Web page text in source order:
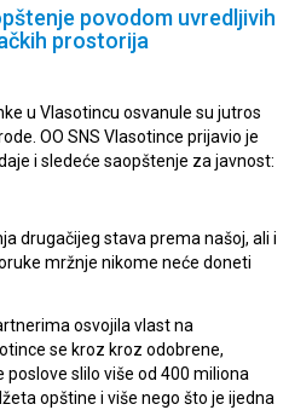
povodom uvredljivih
prostorija
u Vlasotincu osvanule su jutros
OO SNS Vlasotince prijavio je
i sledeće saopštenje za javnost:
drugačijeg stava prema našoj, ali i
mržnje nikome neće doneti
osvojila vlast na
se kroz kroz odobrene,
slilo više od 400 miliona
opštine i više nego što je ijedna